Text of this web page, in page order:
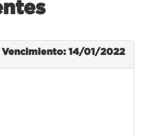
Vencimiento: 14/01/2022